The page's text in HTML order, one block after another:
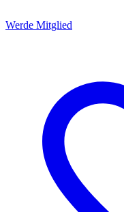
Werde Mitglied